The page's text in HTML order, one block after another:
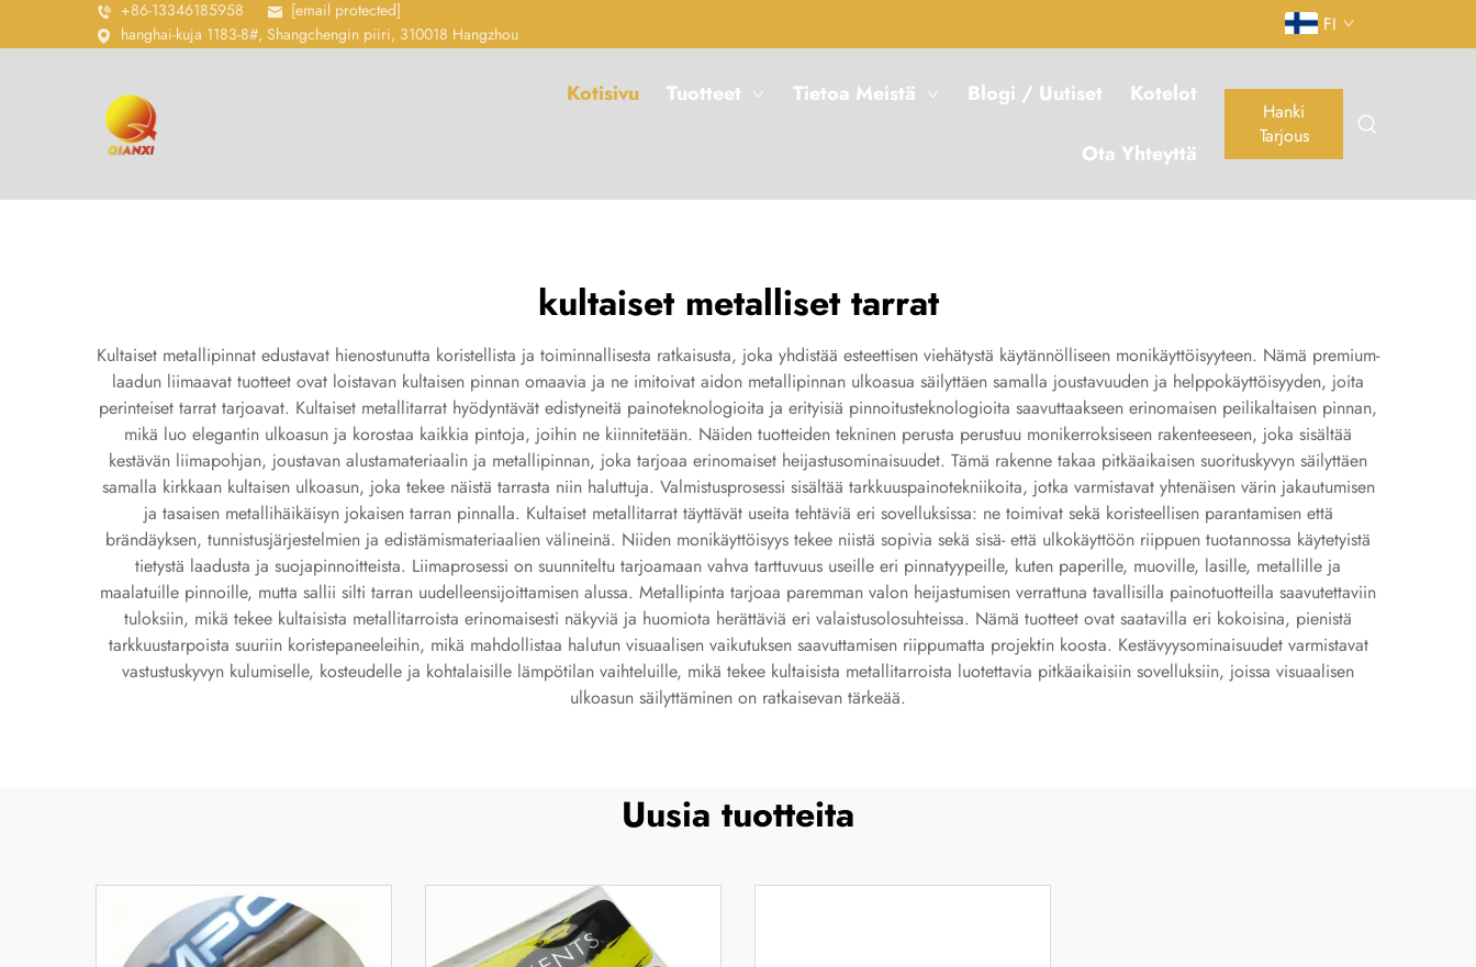
+86-13346185958
[email protected]
hanghai-kuja 1183-8#, Shangchengin piiri, 310018 Hangzhou
FI
Kotisivu Tuotteet Tietoa Meistä Blogi / Uutiset Kotelot
Ota Yhteyttä
Hanki
Tarjous
kultaiset metalliset tarrat
Kultaiset metallipinnat edustavat hienostunutta koristellista ja toiminnallisesta ratkaisusta, joka yhdistää esteettisen viehätystä käytännölliseen monikäyttöisyyteen. Nämä premium-
laadun liimaavat tuotteet ovat loistavan kultaisen pinnan omaavia ja ne imitoivat aidon metallipinnan ulkoasua säilyttäen samalla joustavuuden ja helppokäyttöisyyden, joita
perinteiset tarrat tarjoavat. Kultaiset metallitarrat hyödyntävät edistyneitä painoteknologioita ja erityisiä pinnoitusteknologioita saavuttaakseen erinomaisen peilikaltaisen pinnan,
mikä luo elegantin ulkoasun ja korostaa kaikkia pintoja, joihin ne kiinnitetään. Näiden tuotteiden tekninen perusta perustuu monikerroksiseen rakenteeseen, joka sisältää
kestävän liimapohjan, joustavan alustamateriaalin ja metallipinnan, joka tarjoaa erinomaiset heijastusominaisuudet. Tämä rakenne takaa pitkäaikaisen suorituskyvyn säilyttäen
samalla kirkkaan kultaisen ulkoasun, joka tekee näistä tarrasta niin haluttuja. Valmistusprosessi sisältää tarkkuuspainotekniikoita, jotka varmistavat yhtenäisen värin jakautumisen
ja tasaisen metallihäikäisyn jokaisen tarran pinnalla. Kultaiset metallitarrat täyttävät useita tehtäviä eri sovelluksissa: ne toimivat sekä koristeellisen parantamisen että
brändäyksen, tunnistusjärjestelmien ja edistämismateriaalien välineinä. Niiden monikäyttöisyys tekee niistä sopivia sekä sisä- että ulkokäyttöön riippuen tuotannossa käytetyistä
tietystä laadusta ja suojapinnoitteista. Liimaprosessi on suunniteltu tarjoamaan vahva tarttuvuus useille eri pinnatyypeille, kuten paperille, muoville, lasille, metallille ja
maalatuille pinnoille, mutta sallii silti tarran uudelleensijoittamisen alussa. Metallipinta tarjoaa paremman valon heijastumisen verrattuna tavallisilla painotuotteilla saavutettaviin
tuloksiin, mikä tekee kultaisista metallitarroista erinomaisesti näkyviä ja huomiota herättäviä eri valaistusolosuhteissa. Nämä tuotteet ovat saatavilla eri kokoisina, pienistä
tarkkuustarpoista suuriin koristepaneeleihin, mikä mahdollistaa halutun visuaalisen vaikutuksen saavuttamisen riippumatta projektin koosta. Kestävyysominaisuudet varmistavat
vastustuskyvyn kulumiselle, kosteudelle ja kohtalaisille lämpötilan vaihteluille, mikä tekee kultaisista metallitarroista luotettavia pitkäaikaisiin sovelluksiin, joissa visuaalisen
ulkoasun säilyttäminen on ratkaisevan tärkeää.
Uusia tuotteita